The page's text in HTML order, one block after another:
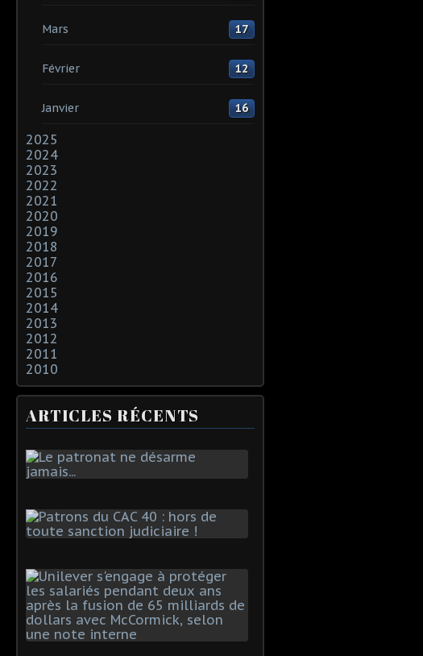
Mars 17
Février 12
Janvier 16
2025
2024
2023
2022
2021
2020
2019
2018
2017
2016
2015
2014
2013
2012
2011
2010
ARTICLES RÉCENTS